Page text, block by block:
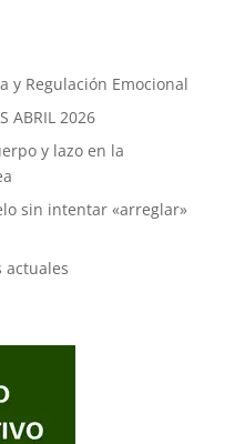
y Regulación Emocional
ABRIL 2026
y lazo en la
sin intentar «arreglar»
actuales